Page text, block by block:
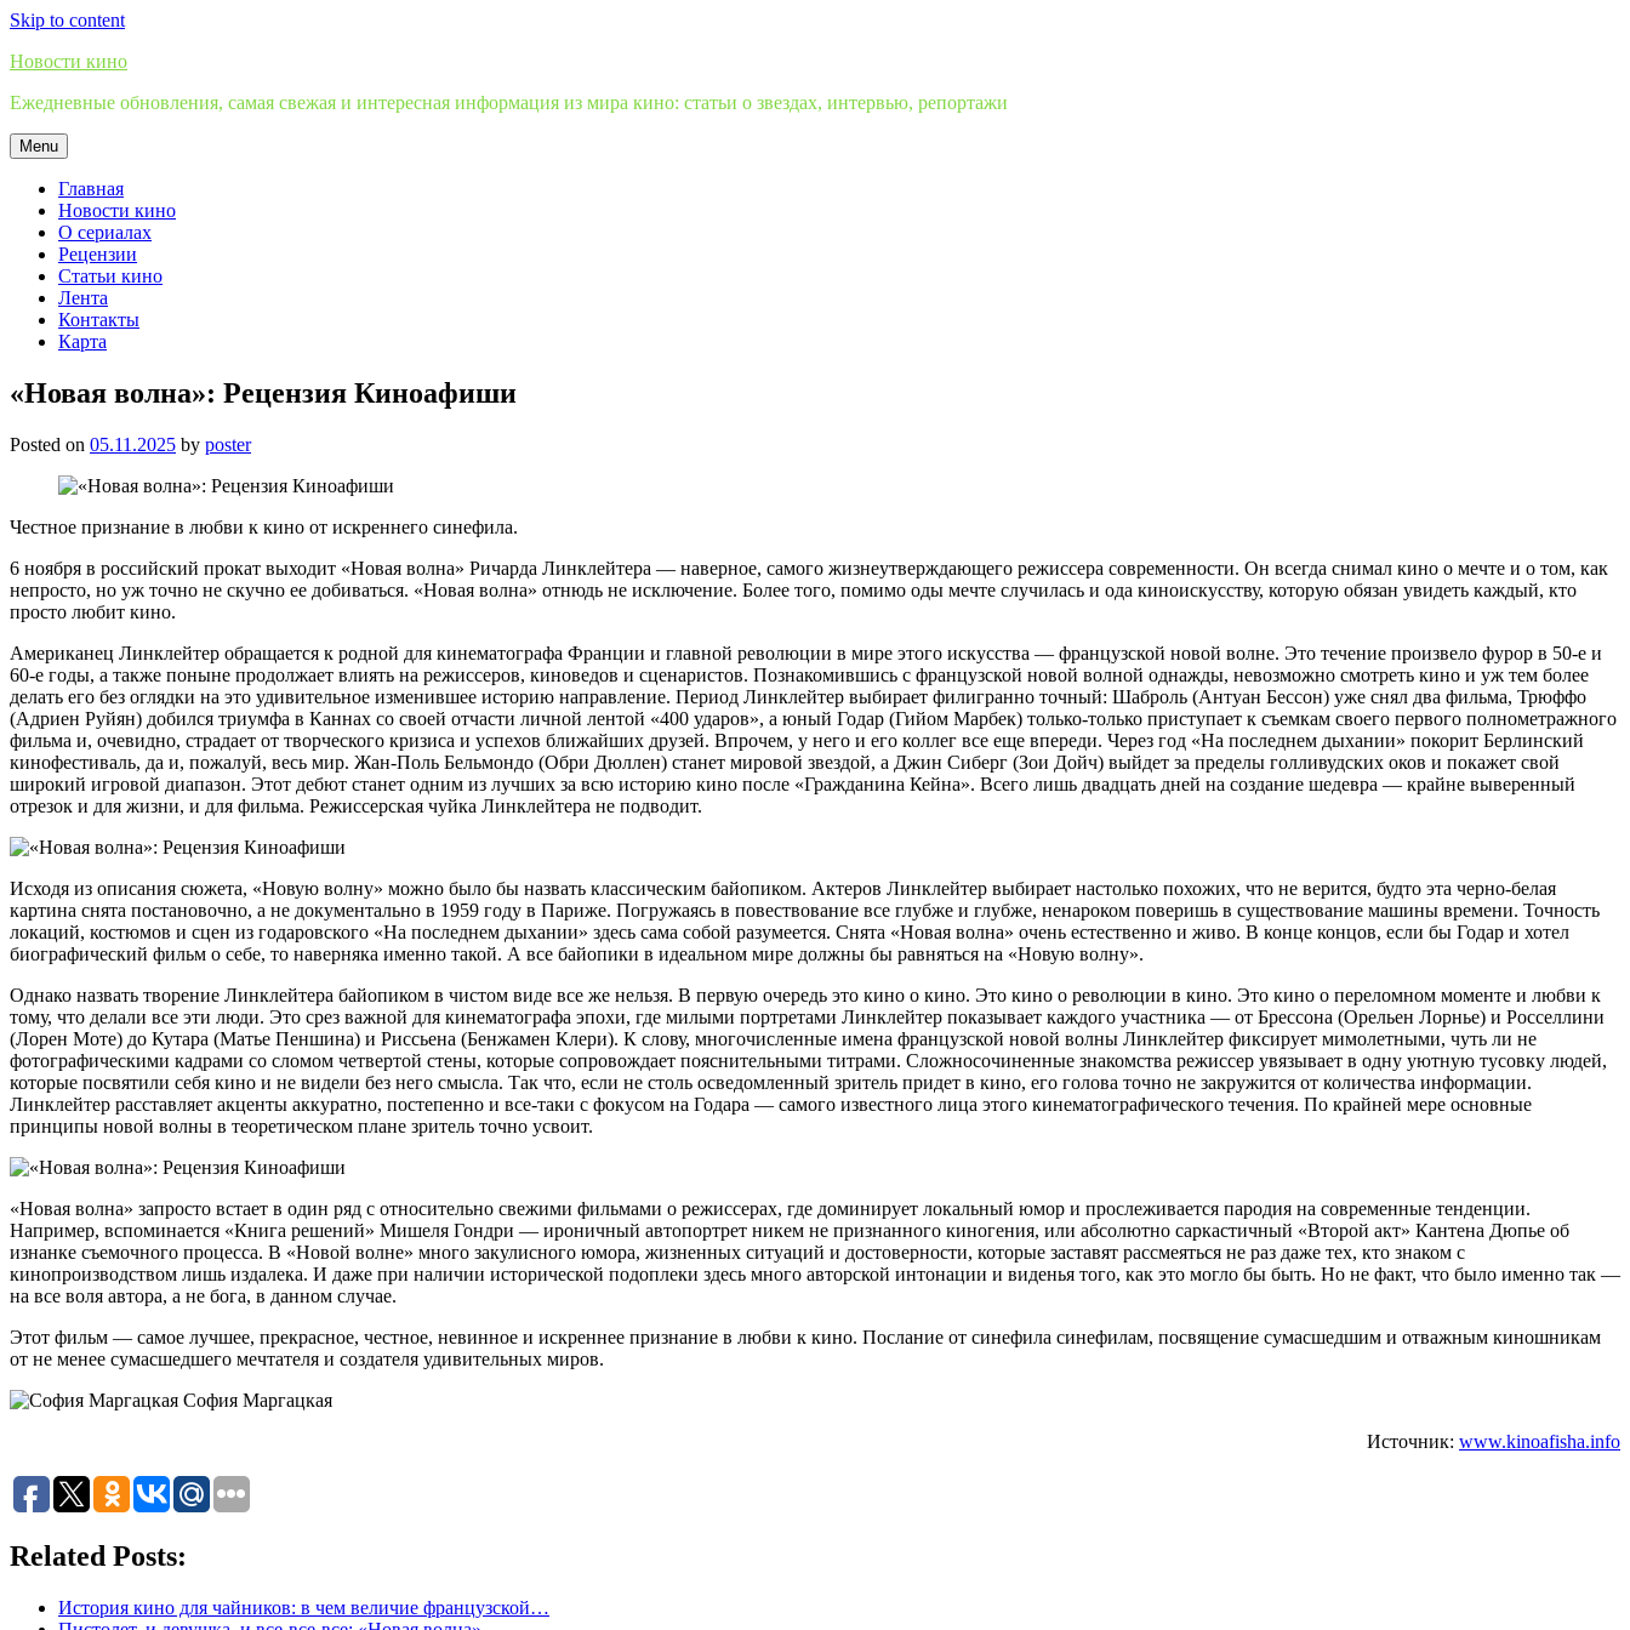
Skip to content
Новости кино
Ежедневные обновления, самая свежая и интересная информация из мира кино: статьи о звездах, интервью, репортажи
Menu
Главная
Новости кино
О сериалах
Рецензии
Статьи кино
Лента
Контакты
Карта
«Новая волна»: Рецензия Киноафиши
Posted on 05.11.2025 by poster
Честное признание в любви к кино от искреннего синефила.
6 ноября в российский прокат выходит «Новая волна» Ричарда Линклейтера — наверное, самого жизнеутверждающего режиссера современности. Он всегда снимал кино о мечте и о том, как
непросто, но уж точно не скучно ее добиваться. «Новая волна» отнюдь не исключение. Более того, помимо оды мечте случилась и ода киноискусству, которую обязан увидеть каждый, кто
просто любит кино.
Американец Линклейтер обращается к родной для кинематографа Франции и главной революции в мире этого искусства — французской новой волне. Это течение произвело фурор в 50-е и
60-е годы, а также поныне продолжает влиять на режиссеров, киноведов и сценаристов. Познакомившись с французской новой волной однажды, невозможно смотреть кино и уж тем более
делать его без оглядки на это удивительное изменившее историю направление. Период Линклейтер выбирает филигранно точный: Шаброль (Антуан Бессон) уже снял два фильма, Трюффо
(Адриен Руйян) добился триумфа в Каннах со своей отчасти личной лентой «400 ударов», а юный Годар (Гийом Марбек) только-только приступает к съемкам своего первого полнометражного
фильма и, очевидно, страдает от творческого кризиса и успехов ближайших друзей. Впрочем, у него и его коллег все еще впереди. Через год «На последнем дыхании» покорит Берлинский
кинофестиваль, да и, пожалуй, весь мир. Жан-Поль Бельмондо (Обри Дюллен) станет мировой звездой, а Джин Сиберг (Зои Дойч) выйдет за пределы голливудских оков и покажет свой
широкий игровой диапазон. Этот дебют станет одним из лучших за всю историю кино после «Гражданина Кейна». Всего лишь двадцать дней на создание шедевра — крайне выверенный
отрезок и для жизни, и для фильма. Режиссерская чуйка Линклейтера не подводит.
Исходя из описания сюжета, «Новую волну» можно было бы назвать классическим байопиком. Актеров Линклейтер выбирает настолько похожих, что не верится, будто эта черно-белая
картина снята постановочно, а не документально в 1959 году в Париже. Погружаясь в повествование все глубже и глубже, ненароком поверишь в существование машины времени. Точность
локаций, костюмов и сцен из годаровского «На последнем дыхании» здесь сама собой разумеется. Снята «Новая волна» очень естественно и живо. В конце концов, если бы Годар и хотел
биографический фильм о себе, то наверняка именно такой. А все байопики в идеальном мире должны бы равняться на «Новую волну».
Однако назвать творение Линклейтера байопиком в чистом виде все же нельзя. В первую очередь это кино о кино. Это кино о революции в кино. Это кино о переломном моменте и любви к
тому, что делали все эти люди. Это срез важной для кинематографа эпохи, где милыми портретами Линклейтер показывает каждого участника — от Брессона (Орельен Лорнье) и Росселлини
(Лорен Моте) до Кутара (Матье Пеншина) и Риссьена (Бенжамен Клери). К слову, многочисленные имена французской новой волны Линклейтер фиксирует мимолетными, чуть ли не
фотографическими кадрами со сломом четвертой стены, которые сопровождает пояснительными титрами. Сложносочиненные знакомства режиссер увязывает в одну уютную тусовку людей,
которые посвятили себя кино и не видели без него смысла. Так что, если не столь осведомленный зритель придет в кино, его голова точно не закружится от количества информации.
Линклейтер расставляет акценты аккуратно, постепенно и все-таки с фокусом на Годара — самого известного лица этого кинематографического течения. По крайней мере основные
принципы новой волны в теоретическом плане зритель точно усвоит.
«Новая волна» запросто встает в один ряд с относительно свежими фильмами о режиссерах, где доминирует локальный юмор и прослеживается пародия на современные тенденции.
Например, вспоминается «Книга решений» Мишеля Гондри — ироничный автопортрет никем не признанного киногения, или абсолютно саркастичный «Второй акт» Кантена Дюпье об
изнанке съемочного процесса. В «Новой волне» много закулисного юмора, жизненных ситуаций и достоверности, которые заставят рассмеяться не раз даже тех, кто знаком с
кинопроизводством лишь издалека. И даже при наличии исторической подоплеки здесь много авторской интонации и виденья того, как это могло бы быть. Но не факт, что было именно так —
на все воля автора, а не бога, в данном случае.
Этот фильм — самое лучшее, прекрасное, честное, невинное и искреннее признание в любви к кино. Послание от синефила синефилам, посвящение сумасшедшим и отважным киношникам
от не менее сумасшедшего мечтателя и создателя удивительных миров.
София Маргацкая
Источник: www.kinoafisha.info
Related Posts:
История кино для чайников: в чем величие французской…